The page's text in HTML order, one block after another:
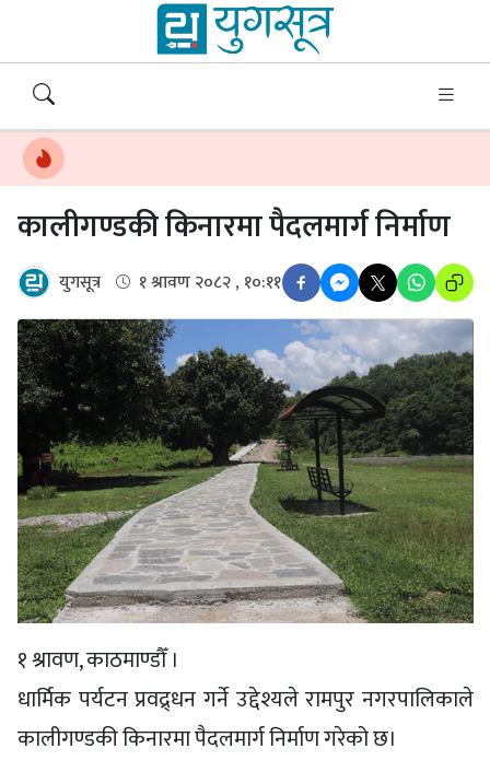
कालीगण्डकी किनारमा पैदलमार्ग निर्माण
युगसूत्र १ श्रावण २०८२ , १०:११
१ श्रावण, काठमाण्डौँ ।
धार्मिक पर्यटन प्रवद्र्धन गर्ने उद्देश्यले रामपुर नगरपालिकाले
कालीगण्डकी किनारमा पैदलमार्ग निर्माण गरेको छ।